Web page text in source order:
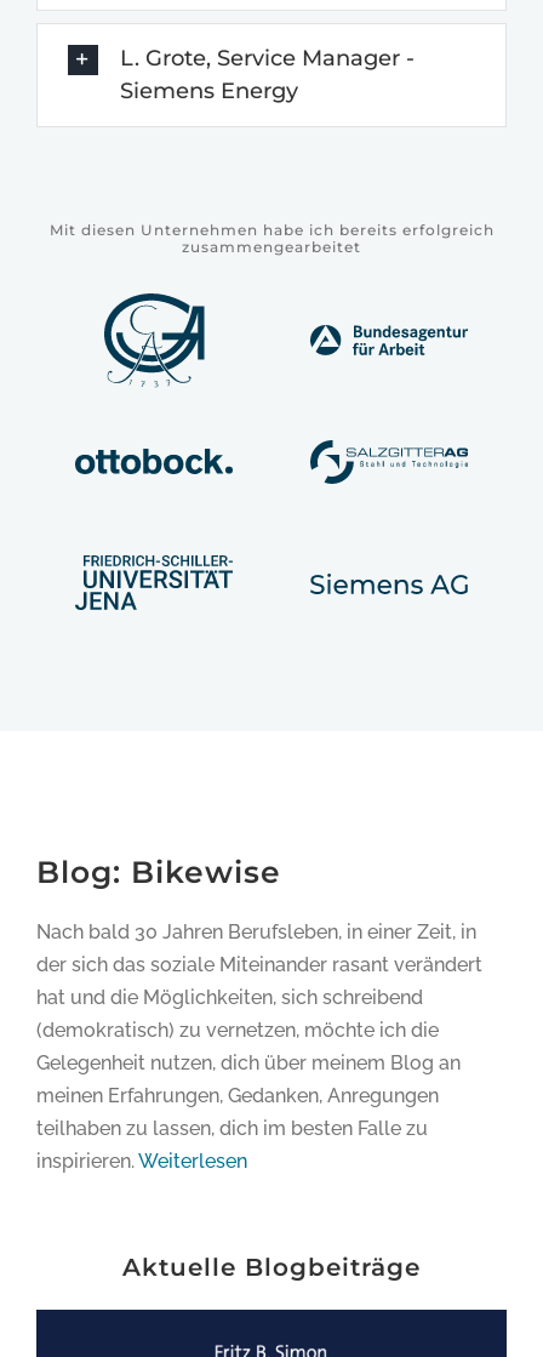
L. Grote, Service Manager -
Siemens Energy
Mit diesen Unternehmen habe ich bereits erfolgreich
zusammengearbeitet
Blog: Bikewise
Nach bald 30 Jahren Berufsleben, in einer Zeit, in
der sich das soziale Miteinander rasant verändert
hat und die Möglichkeiten, sich schreibend
(demokratisch) zu vernetzen, möchte ich die
Gelegenheit nutzen, dich über meinem Blog an
meinen Erfahrungen, Gedanken, Anregungen
teilhaben zu lassen, dich im besten Falle zu
inspirieren.Weiterlesen
Aktuelle Blogbeiträge